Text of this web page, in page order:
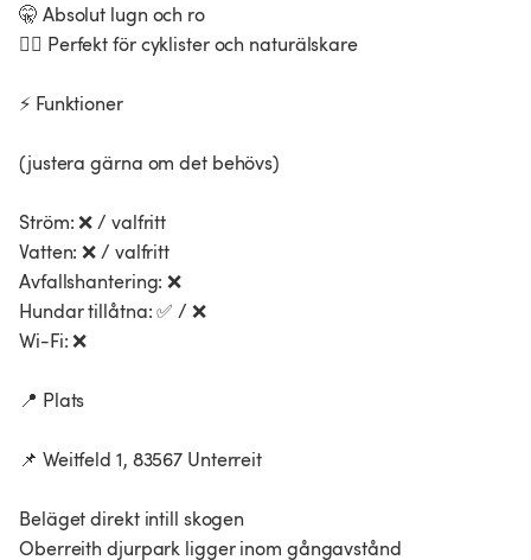
🤫 Absolut lugn och ro
🚴‍♂️ Perfekt för cyklister och naturälskare
⚡ Funktioner
(justera gärna om det behövs)
Ström: ❌ / valfritt
Vatten: ❌ / valfritt
Avfallshantering: ❌
Hundar tillåtna: ✅ / ❌
Wi-Fi: ❌
📍 Plats
📌 Weitfeld 1, 83567 Unterreit
Beläget direkt intill skogen
Oberreith djurpark ligger inom gångavstånd